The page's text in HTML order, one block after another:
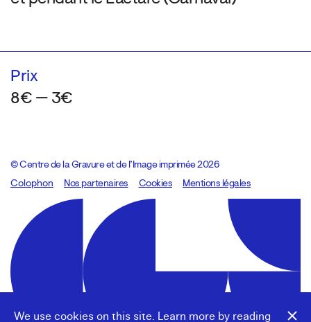
We use cookies on this site. Learn more by reading
Prix
8€ — 3€
© Centre de la Gravure et de l’Image imprimée 2026
Colophon
Design:Marcel Kaczmarek, code:8080.studio
Nos partenaires Cookies Mentions légales